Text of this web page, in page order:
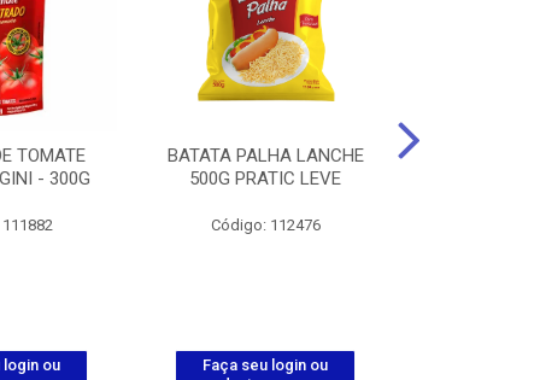
TOMATE
- 300G
login ou
BATATA PALHA LANCHE
500G PRATIC LEVE
Código: 112476
Faça seu login ou